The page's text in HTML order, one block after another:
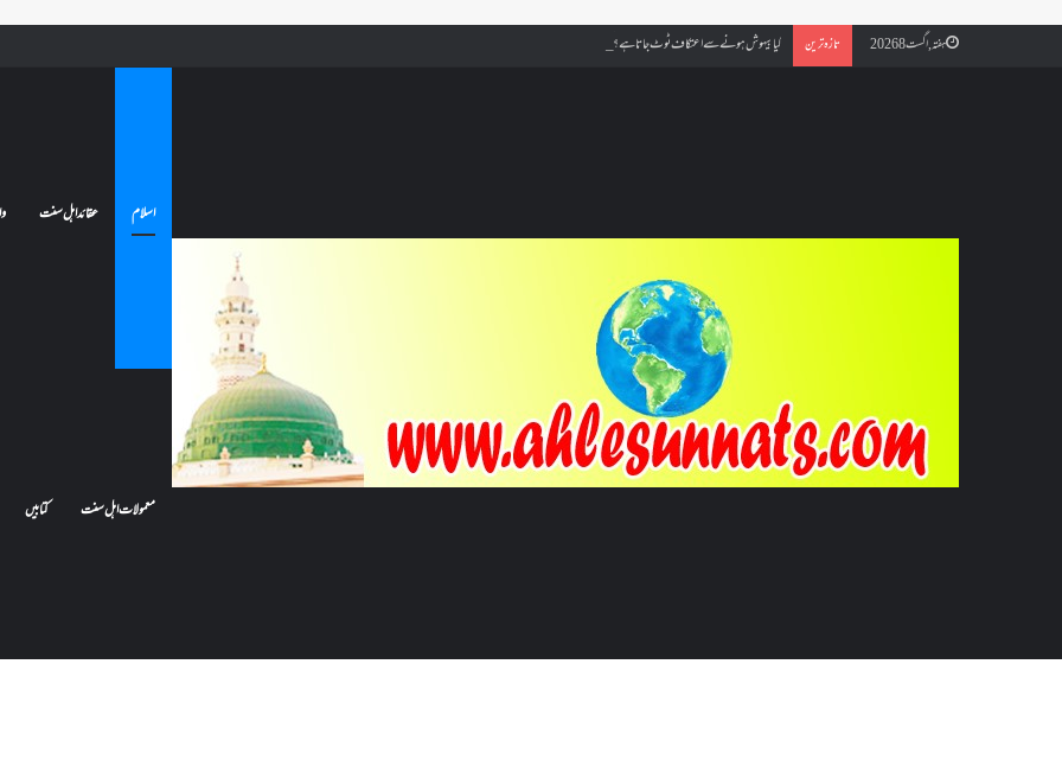
ہفتہ, اگست 8 2026 تازہ ترین کیا بیہوش ہونے سے اعتکاف ٹوٹ جاتا ہے؟ اگر معتکف کو احتلام ہو جائے تو کیا اس کا اعتکاف ٹوٹ جائے گا؟فنائے مسجد کسے کہتے ہیں ، اور کیا معتکف فنائے مسجد میں جا سکتا ہے؟
اسلام عقائد اہل سنت
معمولات اہل سنت کتابیں